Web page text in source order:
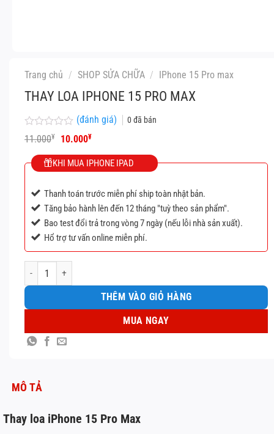
Trang chủ / SHOP SỬA CHỮA / IPhone 15 Pro max
THAY LOA IPHONE 15 PRO MAX
Được
xếp
hạng
0
(đánh giá) 0đã bán
11.000¥
Giá
là:
11.000¥.
10.000¥Giá
tại
là:
KHI MUA IPHONE IPAD
Thanh toán trước miễn phí ship toàn nhật bản.
Tăng bảo hành lên đến 12 tháng "tuỳ theo sản phẩm".
Bao test đổi trả trong vòng 7 ngày (nếu lỗi nhà sản xuất).
Hổ trợ tư vấn online miễn phí.
Thay loa iPhone 15 Pro Max số lượng
THÊM VÀO GIỎ HÀNG
MUA NGAY
MÔ TẢ
Thay loa iPhone 15 Pro Max